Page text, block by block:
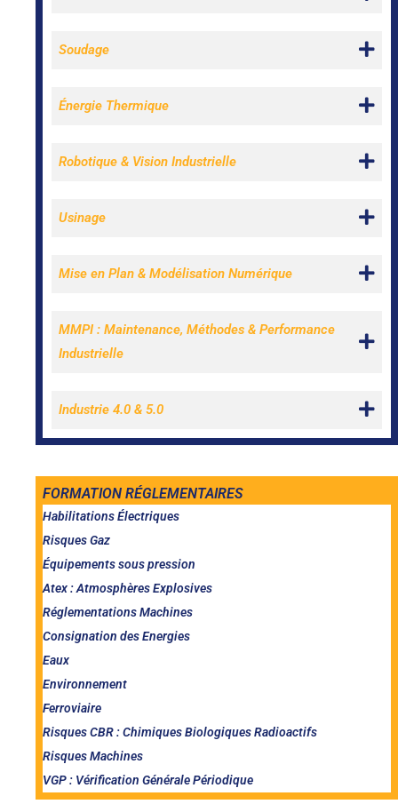
Soudage
Énergie Thermique
Robotique & Vision Industrielle
Usinage
Mise en Plan & Modélisation Numérique
MMPI : Maintenance, Méthodes & Performance
Industrielle
Industrie 4.0 & 5.0
FORMATION RÉGLEMENTAIRES
Habilitations Électriques
Risques Gaz
Équipements sous pression
Atex : Atmosphères Explosives
Réglementations Machines
Consignation des Energies
Eaux
Environnement
Ferroviaire
Risques CBR : Chimiques Biologiques Radioactifs
Risques Machines
VGP : Vérification Générale Périodique